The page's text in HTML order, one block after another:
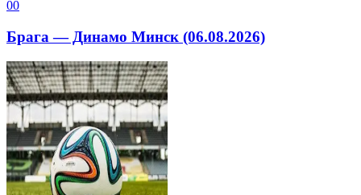
00
Брага — Динамо Минск (06.08.2026)